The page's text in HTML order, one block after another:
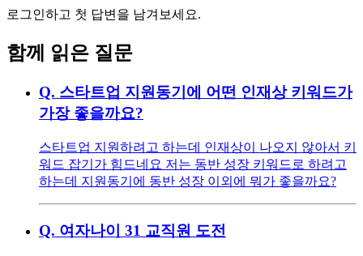
로그인하고 첫 답변을 남겨보세요.
함께 읽은 질문
Q. 스타트업 지원동기에 어떤 인재상 키워드가
가장 좋을까요?
스타트업 지원하려고 하는데 인재상이 나오지 않아서 키
워드 잡기가 힘드네요 저는 동반 성장 키워드로 하려고
하는데 지원동기에 동반 성장 이외에 뭐가 좋을까요?
Q. 여자나이 31 교직원 도전